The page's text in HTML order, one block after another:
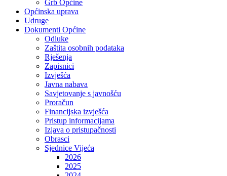
Grb Općine
Općinska uprava
Udruge
Dokumenti Općine
Odluke
Zaštita osobnih podataka
Rješenja
Zapisnici
Izvješća
Javna nabava
Savjetovanje s javnošću
Proračun
Financijska izvješća
Pristup informacijama
Izjava o pristupačnosti
Obrasci
Sjednice Vijeća
2026
2025